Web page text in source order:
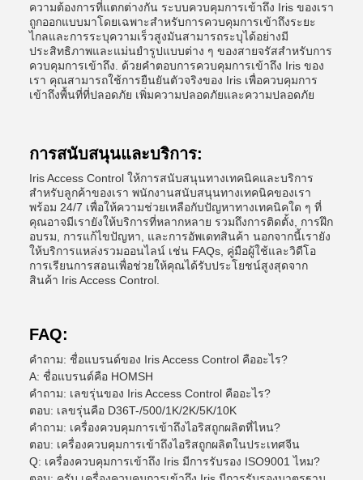
ความต้องการที่แตกต่างกัน ระบบควบคุมการเข้าถึง Iris ของเรา
ถูกออกแบบมาโดยเฉพาะสําหรับการควบคุมการเข้าถึงระยะ
ไกลและการระบุความเร็วสูงมันสามารถระบุได้อย่างมี
ประสิทธิภาพและแม่นยํารูปแบบต่าง ๆ ของสายจรัสสําหรับการ
ควบคุมการเข้าถึง. ด้วยคําตอบการควบคุมการเข้าถึง Iris ของ
เรา คุณสามารถใช้การยืนยันตัวจริงของ Iris เพื่อควบคุมการ
เข้าถึงพื้นที่ที่ปลอดภัย เพิ่มความปลอดภัยและความปลอดภัย
การสนับสนุนและบริการ:
Iris Access Control ให้การสนับสนุนทางเทคนิคและบริการ
สําหรับลูกค้าของเรา พนักงานสนับสนุนทางเทคนิคของเรา
พร้อม 24/7 เพื่อให้ความช่วยเหลือกับปัญหาทางเทคนิคใด ๆ ที่
คุณอาจมีเรายังให้บริการที่หลากหลาย รวมถึงการติดตั้ง, การฝึก
อบรม, การแก้ไขปัญหา, และการอัพเดทสินค้า นอกจากนี้เรายัง
ให้บริการแหล่งรวมออนไลน์ เช่น FAQs, คู่มือผู้ใช้และวิดีโอ
การเรียนการสอนเพื่อช่วยให้คุณได้รับประโยชน์สูงสุดจาก
สินค้า Iris Access Control.
FAQ:
คําถาม: ชื่อแบรนด์ของ Iris Access Control คืออะไร?
A: ชื่อแบรนด์คือ HOMSH
คําถาม: เลขรุ่นของ Iris Access Control คืออะไร?
ตอบ: เลขรุ่นคือ D36T-/500/1K/2K/5K/10K
คําถาม: เครื่องควบคุมการเข้าถึงไอริสถูกผลิตที่ไหน?
ตอบ: เครื่องควบคุมการเข้าถึงไอริสถูกผลิตในประเทศจีน
Q: เครื่องควบคุมการเข้าถึง Iris มีการรับรอง ISO9001 ไหม?